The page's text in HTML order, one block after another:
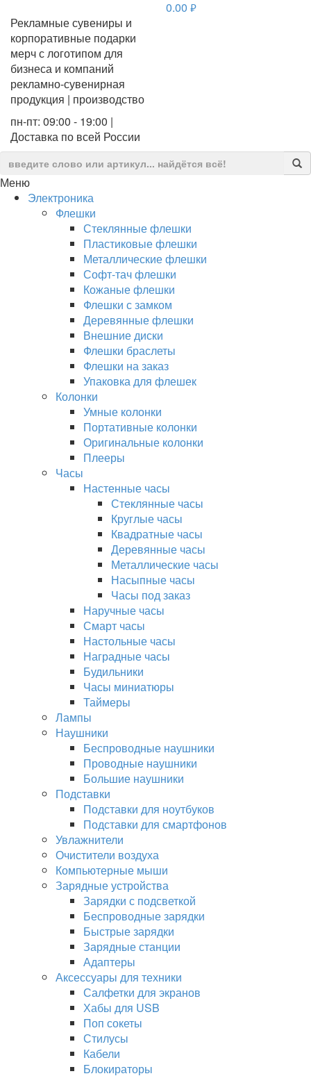
Рекламные сувениры и
корпоративные подарки
мерч с логотипом для
бизнеса и компаний
рекламно-сувенирная
продукция | производство
пн-пт: 09:00 - 19:00 |
Доставка по всей России
0.00 руб.
Меню
Электроника
Флешки
Стеклянные флешки
Пластиковые флешки
Металлические флешки
Софт-тач флешки
Кожаные флешки
Флешки с замком
Деревянные флешки
Внешние диски
Флешки браслеты
Флешки на заказ
Упаковка для флешек
Колонки
Умные колонки
Портативные колонки
Оригинальные колонки
Плееры
Часы
Настенные часы
Стеклянные часы
Круглые часы
Квадратные часы
Деревянные часы
Металлические часы
Насыпные часы
Часы под заказ
Наручные часы
Смарт часы
Настольные часы
Наградные часы
Будильники
Часы миниатюры
Таймеры
Лампы
Наушники
Беспроводные наушники
Проводные наушники
Большие наушники
Подставки
Подставки для ноутбуков
Подставки для смартфонов
Увлажнители
Очистители воздуха
Компьютерные мыши
Зарядные устройства
Зарядки с подсветкой
Беспроводные зарядки
Быстрые зарядки
Зарядные станции
Адаптеры
Аксессуары для техники
Салфетки для экранов
Хабы для USB
Поп сокеты
Стилусы
Кабели
Блокираторы